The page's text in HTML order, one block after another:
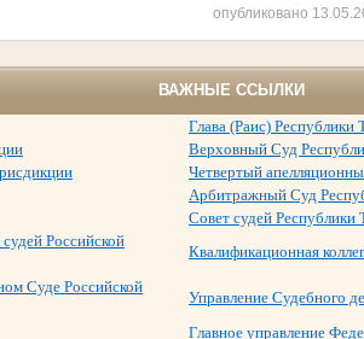
опубликовано
ВАЖНЫЕ ССЫЛКИ
Глава (Раис) Республики
Верховный Суд
Четвертый
Арбитражный Суд
Совет судей Республики
Российской
Квалификационная
Суде Российской
Управление Судебного
Главное управление